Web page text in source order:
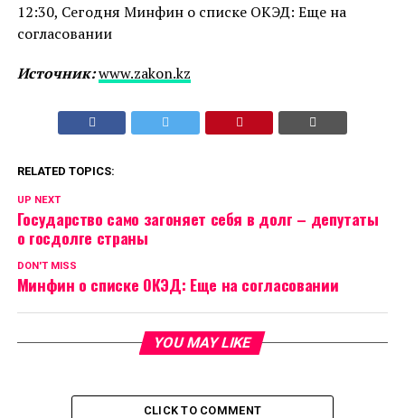
12:30, Сегодня Минфин о списке ОКЭД: Еще на
согласовании
Источник:www.zakon.kz
RELATED TOPICS:
UP NEXT
Государство само загоняет себя в долг – депутаты
о госдолге страны
DON'T MISS
Минфин о списке ОКЭД: Еще на согласовании
YOU MAY LIKE
CLICK TO COMMENT